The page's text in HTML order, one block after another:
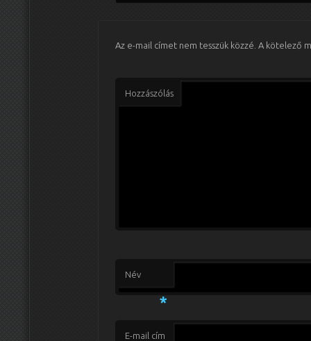
Az e-mail címet nem tesszük közzé. A kötelező
Hozzászólás
Név
*
E-mail cím